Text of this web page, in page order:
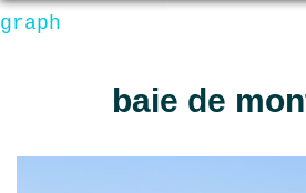
baie de